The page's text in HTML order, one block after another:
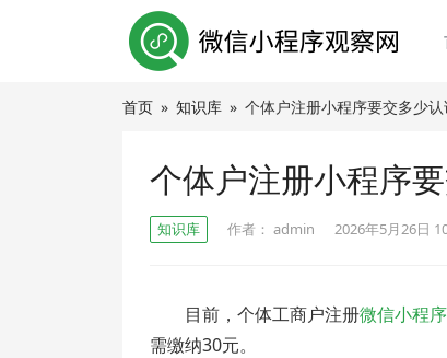
首页 » 知识库 » 个体户注册小程序要交多少
个体户注册小程序
知识库 作者： admin 2026年5月26日
目前，个体工商户注册微信小程序
需缴纳30元。